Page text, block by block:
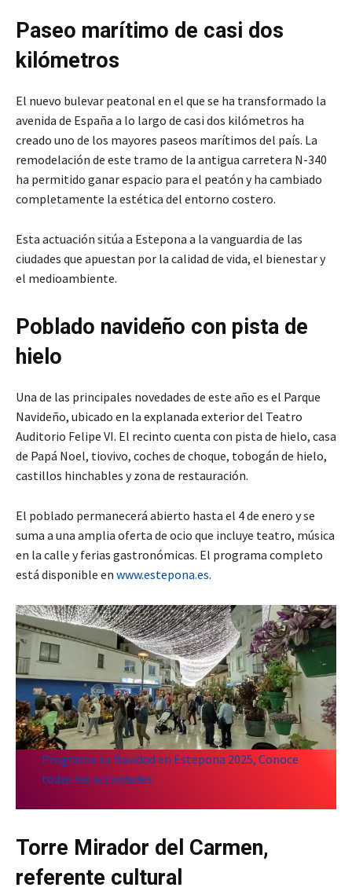
Paseo marítimo de casi dos
kilómetros
El nuevo bulevar peatonal en el que se ha transformado la
avenida de España a lo largo de casi dos kilómetros ha
creado uno de los mayores paseos marítimos del país. La
remodelación de este tramo de la antigua carretera N-340
ha permitido ganar espacio para el peatón y ha cambiado
completamente la estética del entorno costero.
Esta actuación sitúa a Estepona a la vanguardia de las
ciudades que apuestan por la calidad de vida, el bienestar y
el medioambiente.
Poblado navideño con pista de
hielo
Una de las principales novedades de este año es el Parque
Navideño, ubicado en la explanada exterior del Teatro
Auditorio Felipe VI. El recinto cuenta con pista de hielo, casa
de Papá Noel, tiovivo, coches de choque, tobogán de hielo,
castillos hinchables y zona de restauración.
El poblado permanecerá abierto hasta el 4 de enero y se
suma a una amplia oferta de ocio que incluye teatro, música
en la calle y ferias gastronómicas. El programa completo
está disponible en www.estepona.es.
Programa tu Navidad en Estepona 2025, Conoce
todas las actividades
Torre Mirador del Carmen,
referente cultural